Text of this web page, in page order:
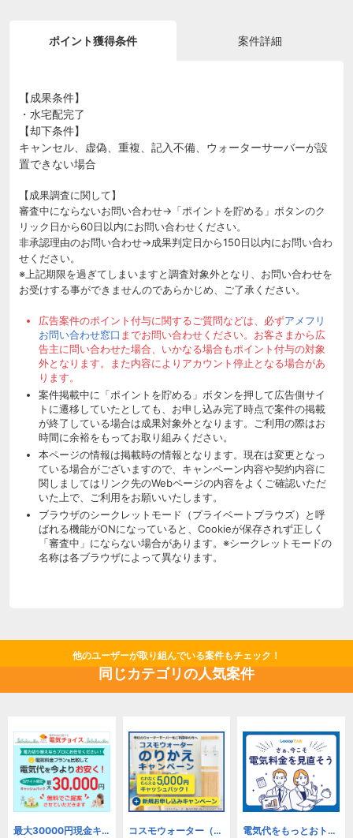
ポイント獲得条件 案件詳細
【成果条件】
・水宅配完了
【却下条件】
キャンセル、虚偽、重複、記入不備、ウォーターサーバーが設
置できない場合
【成果調査に関して】
審査中にならないお問い合わせ→「ポイントを貯める」ボタンのク
リック日から60日以内にお問い合わせください。
非承認理由のお問い合わせ→成果判定日から150日以内にお問い合わ
せください。
※上記期限を過ぎてしまいますと調査対象外となり、お問い合わせを
お受けする事ができませんのであらかじめ、ご了承ください。
広告案件のポイント付与に関するご質問などは、必ずアメフリ
お問い合わせ窓口 までお問い合わせください。お客さまから広
告主に問い合わせた場合、いかなる場合もポイント付与の対象
外となります。また内容によりアカウント停止となる場合があ
ります。
案件掲載中に「ポイントを貯める」ボタンを押して広告側サイ
トに遷移していたとしても、お申し込み完了時点で案件の掲載
が終了している場合は成果対象外となります。ご利用の際はお
時間に余裕をもってお取り組みください。
本ページの情報は掲載時の情報となります。現在は変更となっ
ている場合がございますので、キャンペーン内容や契約内容に
関しましてはリンク先のWebページの内容をよくご確認いただ
いた上で、ご利用をお願いいたします。
ブラウザのシークレットモード（プライベートブラウズ）と呼
ばれる機能がONになっていると、Cookieが保存されず正しく
「審査中」にならない場合があります。※シークレットモードの
名称は各ブラウザによって異なります。
他のユーザーが取り組んでいる案件もチェック！
同じカテゴリの人気案件
最大30000円現金キャッシュバック！【電気チョイス】（法人） コスモウォーター（株式会社 NEXT ONE） 電気代をもっとおトクに！【Looopでんき】